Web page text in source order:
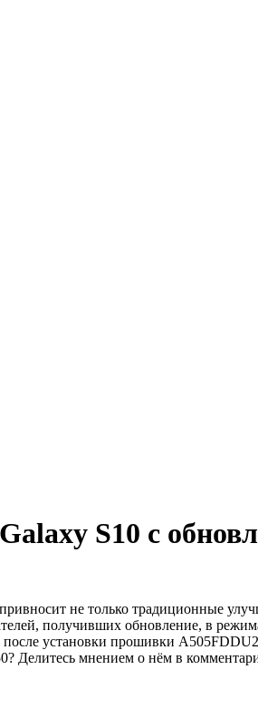
S10 c
не только традиционные
получивших обновление, в
установки прошивки
Делитесь мнением о нём в